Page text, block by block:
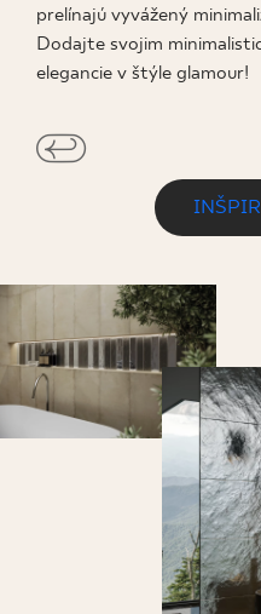
prelínajú vyvážený
Dodajte svojim
elegancie v štýle glamour!